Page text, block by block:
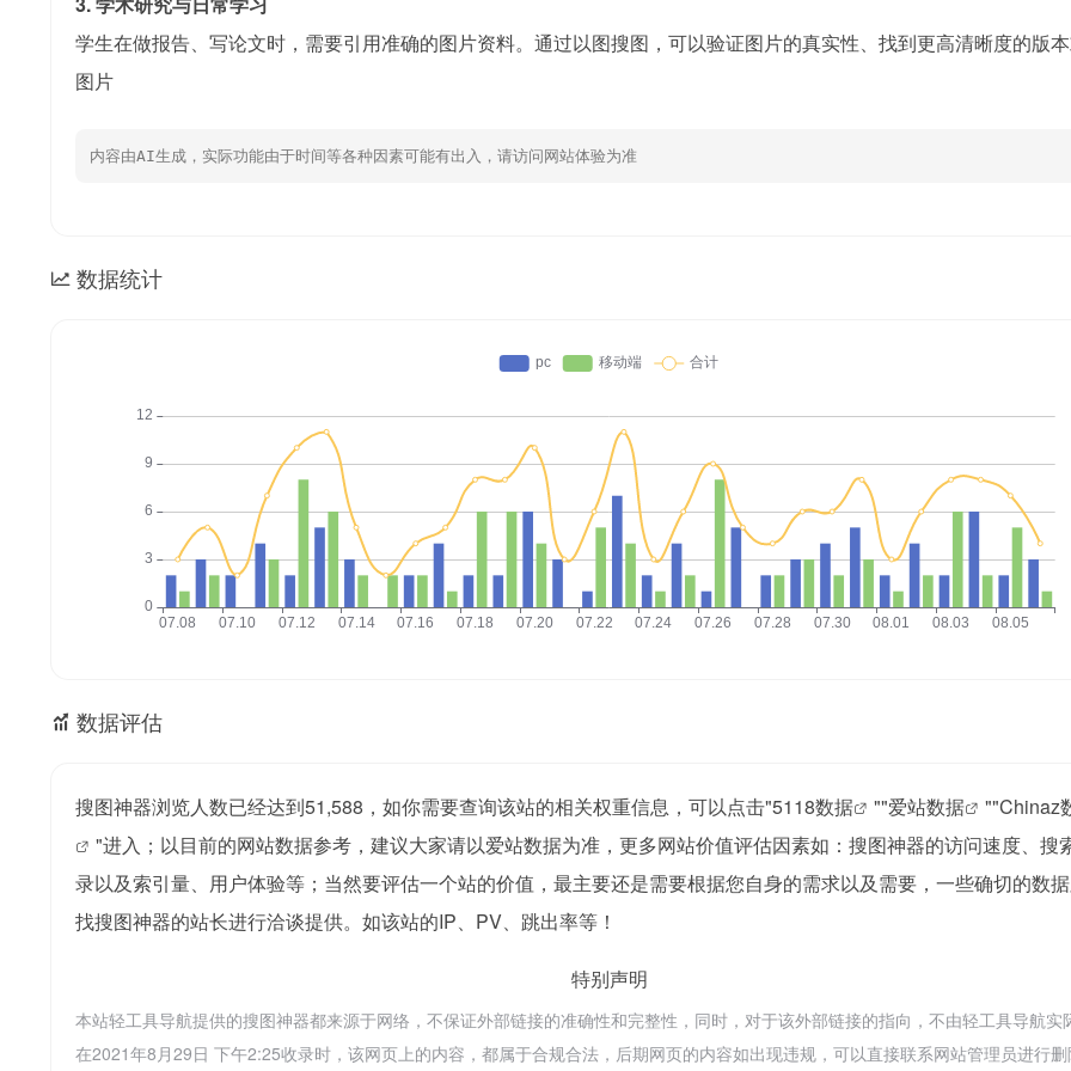
学生在做报告、写论文时，需要引用准确的图片资料。通过以图搜图，可以验证图片的真实性、找到更高清晰度的版
图片
内容由AI生成，实际功能由于时间等各种因素可能有出入，请访问网站体验为准
数据统计
数据评估
搜图神器浏览人数已经达到51,588，如你需要查询该站的相关权重信息，可以点击"5118数据 ""爱站数据 ""Chinaz
"进入；以目前的网站数据参考，建议大家请以爱站数据为准，更多网站价值评估因素如：搜图神器的访问速度、搜
录以及索引量、用户体验等；当然要评估一个站的价值，最主要还是需要根据您自身的需求以及需要，一些确切的数
找搜图神器的站长进行洽谈提供。如该站的IP、PV、跳出率等！
特别声明
本站轻工具导航提供的搜图神器都来源于网络，不保证外部链接的准确性和完整性，同时，对于该外部链接的指向，不由轻工具导航实
在2021年8月29日 下午2:25收录时，该网页上的内容，都属于合规合法，后期网页的内容如出现违规，可以直接联系网站管理员进行